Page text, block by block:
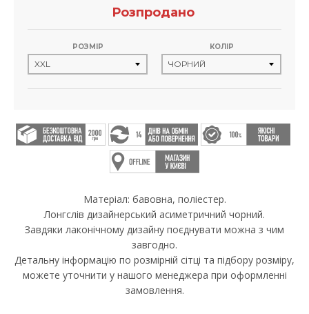
Розпродано
РОЗМІР КОЛІР
Матеріал: бавовна, поліестер.
Лонгслів дизайнерський асиметричний чорний.
Завдяки лаконічному дизайну поєднувати можна з чим
завгодно.
Детальну інформацію по розмірній сітці та підбору розміру,
можете уточнити у нашого менеджера при оформленні
замовлення.